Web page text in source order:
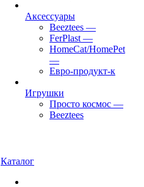
Аксессуары
Beeztees —
FerPlast —
HomeCat/HomePet
—
Евро-продукт-к
Игрушки
Просто космос —
Beeztees
Каталог